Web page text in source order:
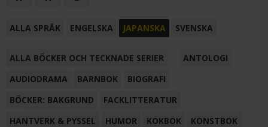
ALLA SPRÅK ENGELSKA JAPANSKA SVENSKA
ALLA BÖCKER OCH TECKNADE SERIER
ANTOLOGI
AUDIODRAMA
BARNBOK
BIOGRAFI
BÖCKER: BAKGRUND
FACKLITTERATUR
HANTVERK & PYSSEL
HUMOR KOKBOK
KONSTBOK